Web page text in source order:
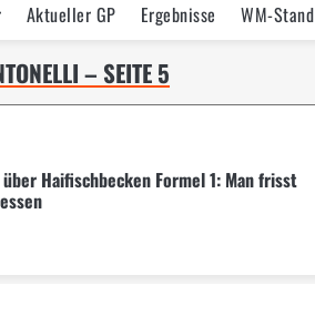
Aktueller GP Ergebnisse WM-Stand
Statistik Testfahrten
– SEITE 5
Haifischbecken Formel 1: Man frisst